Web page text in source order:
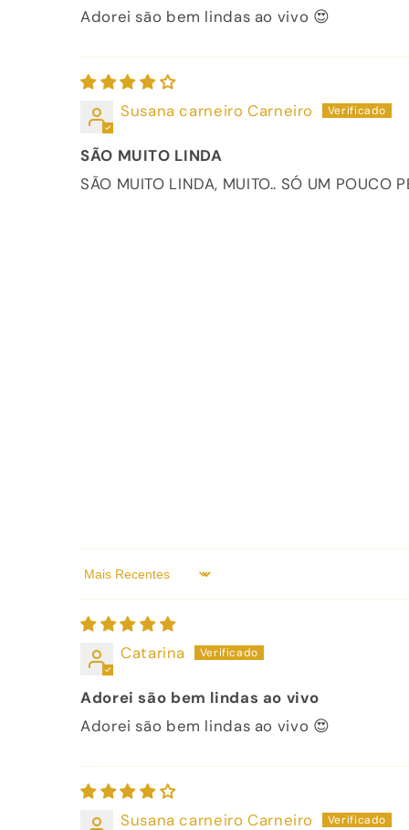
Adorei são bem lindas ao vivo 😍
Susana carneiro Carneiro
SÃO MUITO LINDA
SÃO MUITO LINDA, MUITO.. SÓ UM POUCO
Sort by
Catarina
Adorei são bem lindas ao vivo
Adorei são bem lindas ao vivo 😍
Susana carneiro Carneiro